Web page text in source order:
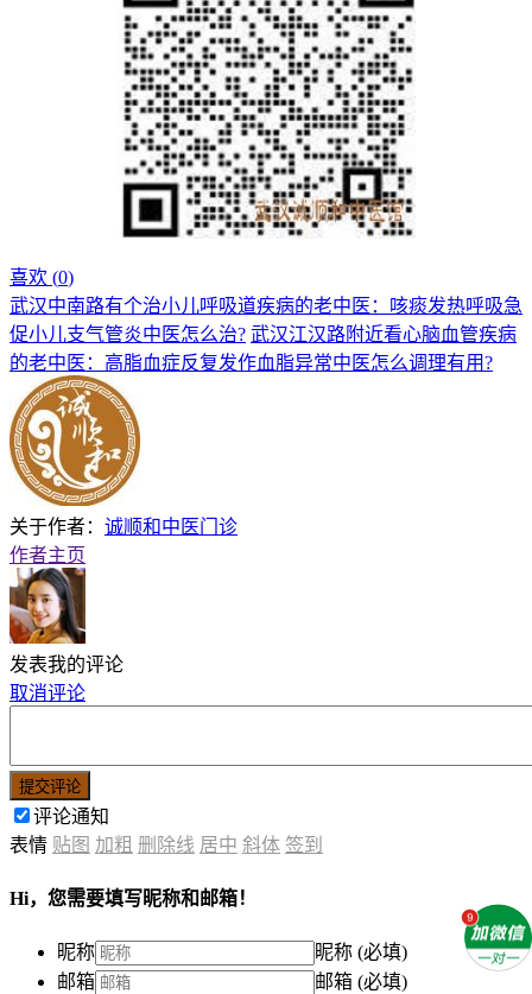
喜欢 (0)
武汉中南路有个治小儿呼吸道疾病的老中医：咳痰发热呼吸急
促小儿支气管炎中医怎么治? 武汉江汉路附近看心脑血管疾病
的老中医：高脂血症反复发作血脂异常中医怎么调理有用?
关于作者： 诚顺和中医门诊
作者主页
发表我的评论
取消评论
提交评论
评论通知
表情 贴图 加粗 删除线 居中 斜体 签到
Hi，您需要填写昵称和邮箱！
昵称
昵称 (必填)
邮箱
邮箱 (必填)